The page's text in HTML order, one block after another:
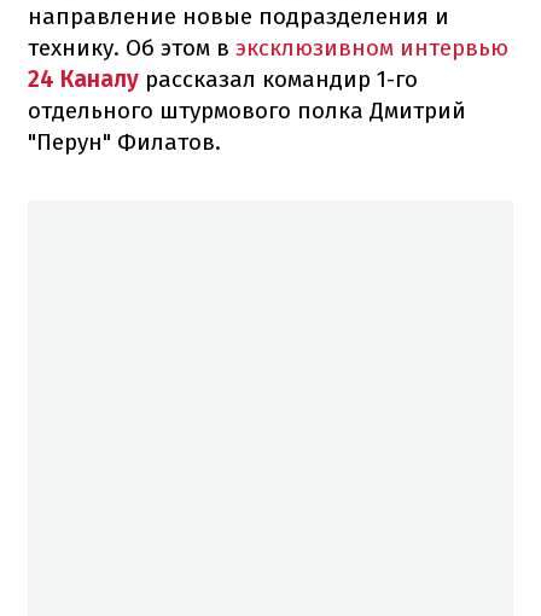
направление новые подразделения и
технику. Об этом в эксклюзивном интервью
24 Каналу рассказал командир 1-го
отдельного штурмового полка Дмитрий
"Перун" Филатов.